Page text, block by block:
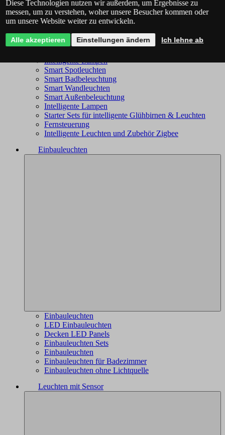
Philips Hue - das komplette Angebot
Immax NEO - komplettes Sortiment
Trio Wiz - das komplette Angebot
Smart Kronleuchter
Smart Deckenleuchten
Intelligente Lampen
Smart Spotleuchten
Smart Badbeleuchtung
Smart Wandleuchten
Smart Außenbeleuchtung
Intelligente Lampen
Starter Sets für intelligente Glühbirnen & Leuchten
Fernsteuerung
Intelligente Leuchten und Zubehör Zigbee
Einbauleuchten
Einbauleuchten
LED Einbauleuchten
Decken LED Panels
Einbauleuchten Sets
Einbauleuchten
Einbauleuchten für Badezimmer
Einbauleuchten ohne Lichtquelle
Leuchten mit Sensor
Diese Technologien nutzen wir außerdem, um Ergebnisse zu
messen, um zu verstehen, woher unsere Besucher kommen oder
um unsere Website weiter zu entwickeln.
Alle akzeptieren Einstellungen ändern Ich lehne ab